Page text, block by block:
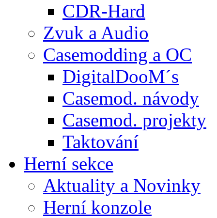
CDR-Hard
Zvuk a Audio
Casemodding a OC
DigitalDooM´s
Casemod. návody
Casemod. projekty
Taktování
Herní sekce
Aktuality a Novinky
Herní konzole